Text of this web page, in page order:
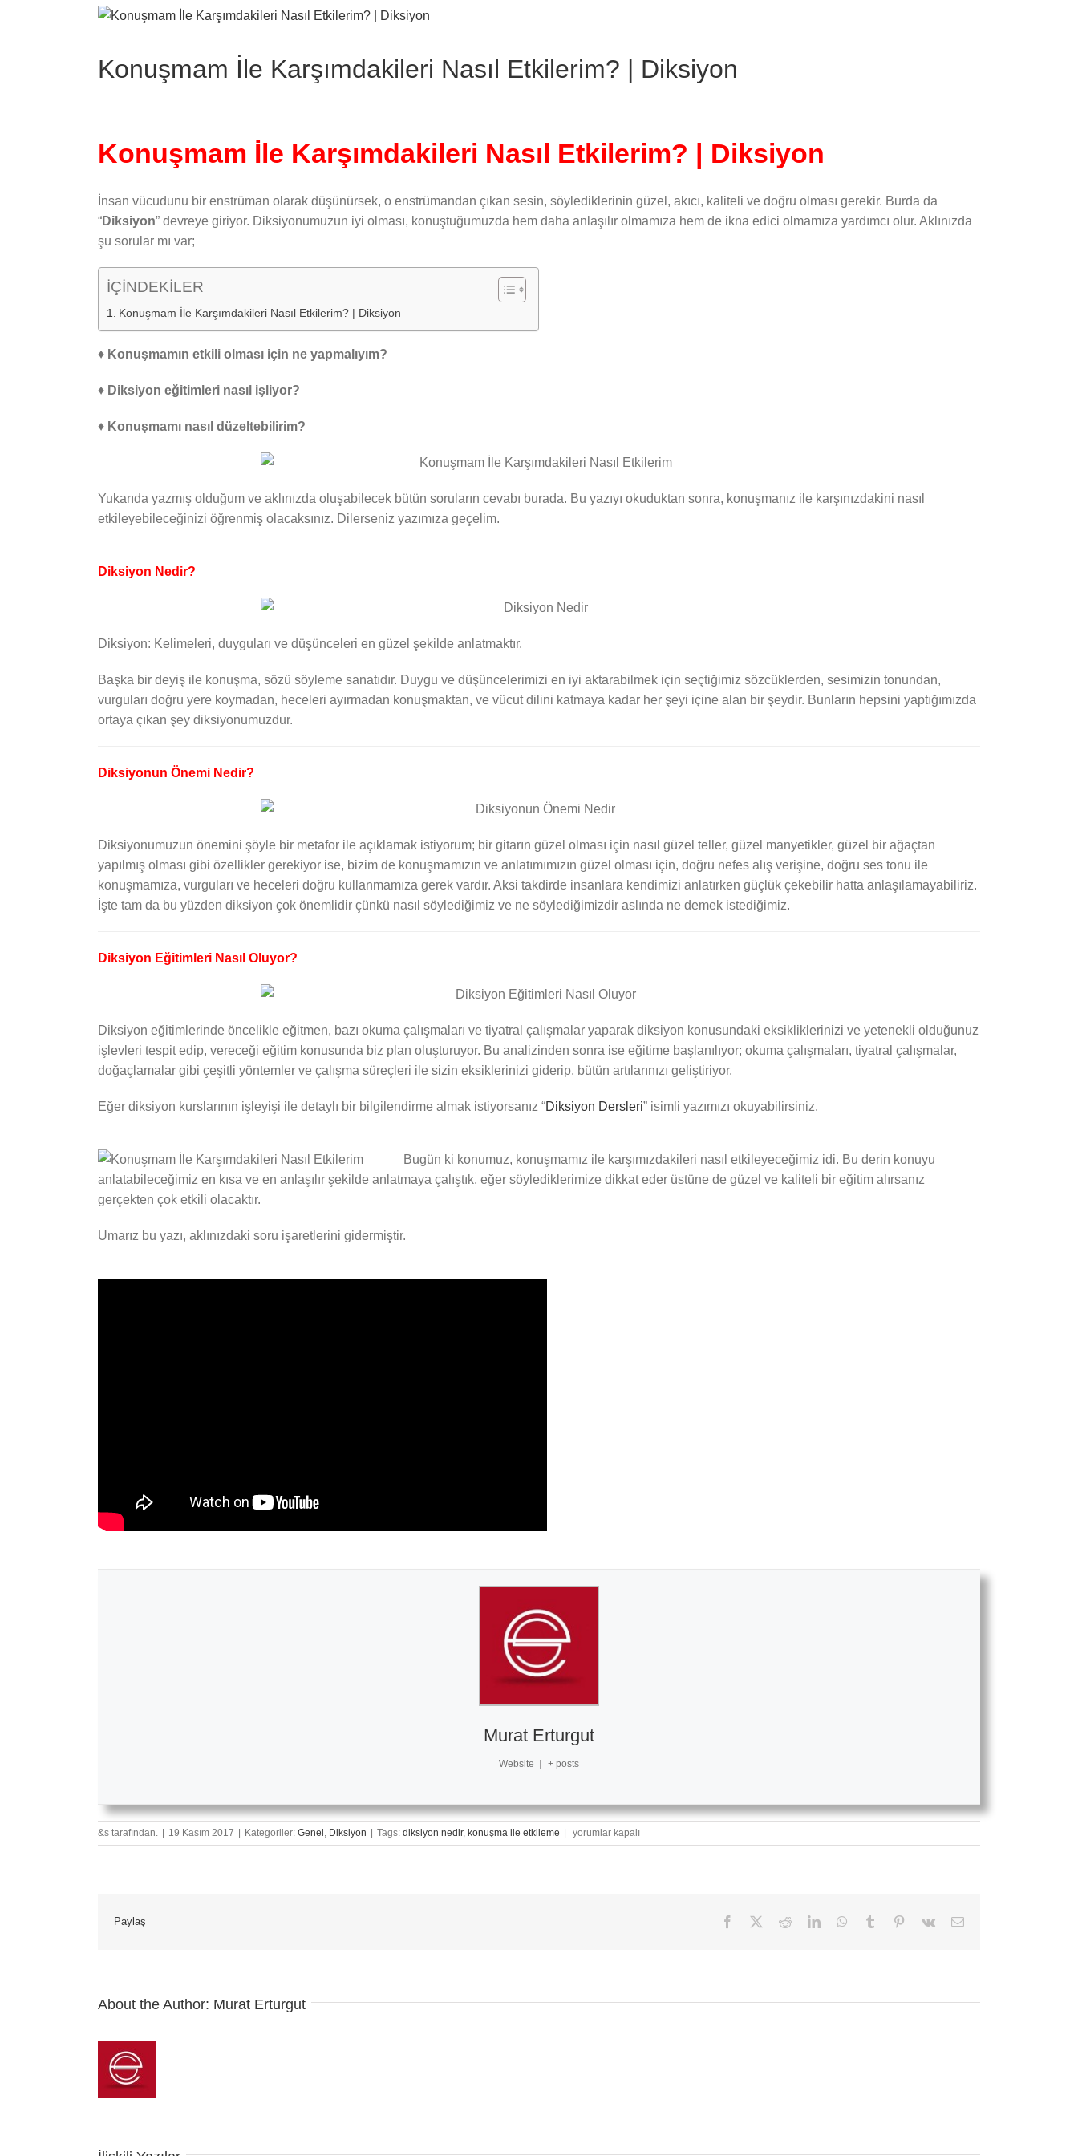
View
Konuşmam İle Karşımdakileri Nasıl Etkilerim? | Diksiyon
Konuşmam İle Karşımdakileri Nasıl Etkilerim? | Diksiyon
İnsan vücudunu bir enstrüman olarak düşünürsek, o enstrümandan çıkan sesin, söylediklerinin güzel, akıcı, kaliteli ve doğru olması gerekir. Burda da
“Diksiyon” devreye giriyor. Diksiyonumuzun iyi olması, konuştuğumuzda hem daha anlaşılır olmamıza hem de ikna edici olmamıza yardımcı olur. Aklınızda
şu sorular mı var;
İÇİNDEKİLER
Konuşmam İle Karşımdakileri Nasıl Etkilerim? | Diksiyon
♦ Konuşmamın etkili olması için ne yapmalıyım?
♦ Diksiyon eğitimleri nasıl işliyor?
♦ Konuşmamı nasıl düzeltebilirim?
Yukarıda yazmış olduğum ve aklınızda oluşabilecek bütün soruların cevabı burada. Bu yazıyı okuduktan sonra, konuşmanız ile karşınızdakini nasıl
etkileyebileceğinizi öğrenmiş olacaksınız. Dilerseniz yazımıza geçelim.
Diksiyon Nedir?
Diksiyon: Kelimeleri, duyguları ve düşünceleri en güzel şekilde anlatmaktır.
Başka bir deyiş ile konuşma, sözü söyleme sanatıdır. Duygu ve düşüncelerimizi en iyi aktarabilmek için seçtiğimiz sözcüklerden, sesimizin tonundan,
vurguları doğru yere koymadan, heceleri ayırmadan konuşmaktan, ve vücut dilini katmaya kadar her şeyi içine alan bir şeydir. Bunların hepsini yaptığımızda
ortaya çıkan şey diksiyonumuzdur.
Diksiyonun Önemi Nedir?
Diksiyonumuzun önemini şöyle bir metafor ile açıklamak istiyorum; bir gitarın güzel olması için nasıl güzel teller, güzel manyetikler, güzel bir ağaçtan
yapılmış olması gibi özellikler gerekiyor ise, bizim de konuşmamızın ve anlatımımızın güzel olması için, doğru nefes alış verişine, doğru ses tonu ile
konuşmamıza, vurguları ve heceleri doğru kullanmamıza gerek vardır. Aksi takdirde insanlara kendimizi anlatırken güçlük çekebilir hatta anlaşılamayabiliriz.
İşte tam da bu yüzden diksiyon çok önemlidir çünkü nasıl söylediğimiz ve ne söylediğimizdir aslında ne demek istediğimiz.
Diksiyon Eğitimleri Nasıl Oluyor?
Diksiyon eğitimlerinde öncelikle eğitmen, bazı okuma çalışmaları ve tiyatral çalışmalar yaparak diksiyon konusundaki eksikliklerinizi ve yetenekli olduğunuz
işlevleri tespit edip, vereceği eğitim konusunda biz plan oluşturuyor. Bu analizinden sonra ise eğitime başlanılıyor; okuma çalışmaları, tiyatral çalışmalar,
doğaçlamalar gibi çeşitli yöntemler ve çalışma süreçleri ile sizin eksiklerinizi giderip, bütün artılarınızı geliştiriyor.
Eğer diksiyon kurslarının işleyişi ile detaylı bir bilgilendirme almak istiyorsanız “Diksiyon Dersleri” isimli yazımızı okuyabilirsiniz.
Bugün ki konumuz, konuşmamız ile karşımızdakileri nasıl etkileyeceğimiz idi. Bu derin konuyu
anlatabileceğimiz en kısa ve en anlaşılır şekilde anlatmaya çalıştık, eğer söylediklerimize dikkat eder üstüne de güzel ve kaliteli bir eğitim alırsanız
gerçekten çok etkili olacaktır.
Umarız bu yazı, aklınızdaki soru işaretlerini gidermiştir.
Murat Erturgut
Website | + posts
&s tarafından. | 19 Kasım 2017 | Kategoriler: Genel Diksiyon | Tags: diksiyon nedir, konuşma ile etkileme |
Konuşmam
İle
yorumlar kapalı
Paylaş Facebook RedditLinkedInWhatsApp
Tumblr Pinterest
Vk
E-
About the Author: Murat Erturgut